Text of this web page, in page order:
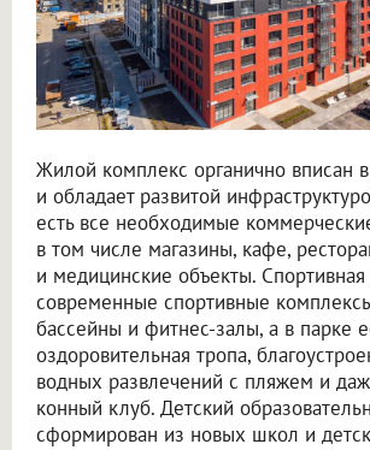
Жилой комплекс органично вписан
и обладает развитой
есть все необходимые
в том числе магазины, кафе,
и медицинские объекты. Спортивная
современные спортивные
бассейны и фитнес-залы, а в парке
оздоровительная тропа,
водных развлечений с пляжем и
конный клуб. Детский
сформирован из новых школ и